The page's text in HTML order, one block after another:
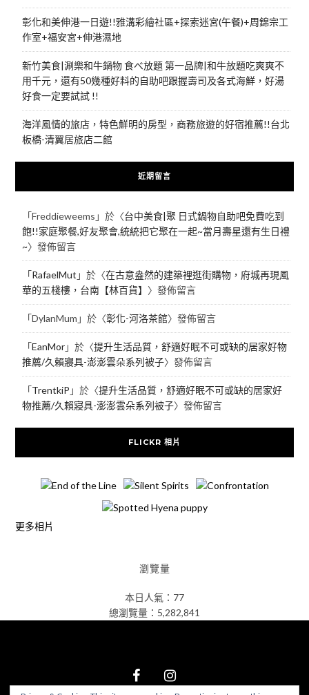
彰化和美伸港一日遊!!雅溝彩繪社區+探索迷宮(午餐)+周錦宗工
作室+福安宮+伸港濕地
新竹美食|涮樂和牛鍋物 食べ放題 第一品牌|和牛放題吃爽爽不
用千元，還有50幾種好料的自助吧跟握壽司及各式海鮮，好湯
好食一定要試試 !!
海洋風情的旅店，特色鮮明的房型，商務旅遊的好宿推薦!!台北
板橋-清翼居旅店二館
近期留言
「Freddieweems 」於〈台中美食|聚 日式鍋物自助吧免費吃到
飽!!家庭聚餐,好友聚會,統統把它聚在一起~當月壽星還有生日禮
~〉發佈留言
「RafaelMut 」於〈在古意盎然的建築裡逛街購物，府城再現風
華的五棧樓，台南【林百貨】 〉發佈留言
「DylanMum 」於〈彰化-河洛茶館〉發佈留言
「EanMor」於〈提升生活品質，舒適好眠不可或缺的居家好物
推薦/久賴寢具-澎澎雲朵系列被子〉發佈留言
「TrentkiP 」於〈提升生活品質，舒適好眠不可或缺的居家好
物推薦/久賴寢具-澎澎雲朵系列被子〉發佈留言
FLICKR 相片
更多相片
瀏覽量
本日人氣：77
總瀏覽量：5,282,841